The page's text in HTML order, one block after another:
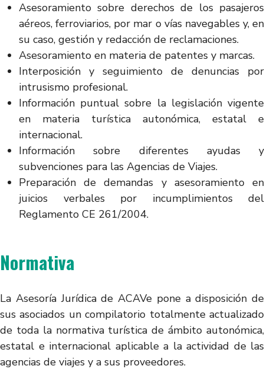
Asesoramiento sobre derechos de los pasajeros
aéreos, ferroviarios, por mar o vías navegables y, en
su caso, gestión y redacción de reclamaciones.
Asesoramiento en materia de patentes y marcas.
Interposición y seguimiento de denuncias por
intrusismo profesional.
Información puntual sobre la legislación vigente
en materia turística autonómica, estatal e
internacional.
Información sobre diferentes ayudas y
subvenciones para las Agencias de Viajes.
Preparación de demandas y asesoramiento en
juicios verbales por incumplimientos del
Reglamento CE 261/2004.
Normativa
La Asesoría Jurídica de ACAVe pone a disposición de
sus asociados un compilatorio totalmente actualizado
de toda la normativa turística de ámbito autonómica,
estatal e internacional aplicable a la actividad de las
agencias de viajes y a sus proveedores.